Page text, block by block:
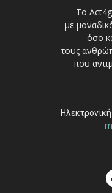
Το
με
όσο
τους
που